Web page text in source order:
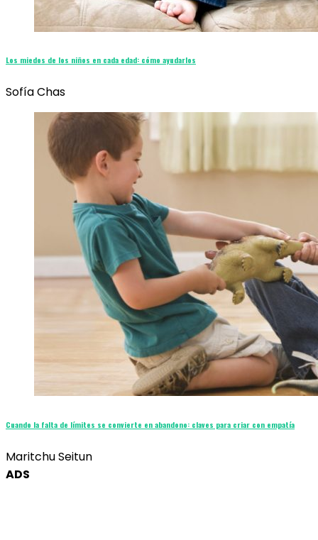
Los miedos de los niños en cada edad: cómo ayudarlos
Sofía Chas
Cuando la falta de límites se convierte en abandono: claves para criar con empatía
Maritchu Seitun
ADS